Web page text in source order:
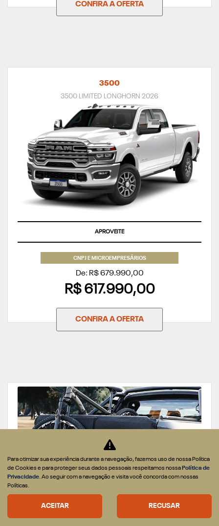
CONFIRA A OFERTA
3500
3500 LIMITED LONGHORN 2026
APROVEITE
CNPJ E MICROEMPRESÁRIOS
De: R$ 679.990,00
R$ 617.990,00
CONFIRA A OFERTA
Para otimizar sua experiência durante a navegação, fazemos uso de nossa Política
de Cookies e para proteger seus dados pessoais respeitamos nossa Política de
Privacidade. Ao seguir com a navegação e visita você concorda com nossas
Políticas.
ACEITAR RECUSAR